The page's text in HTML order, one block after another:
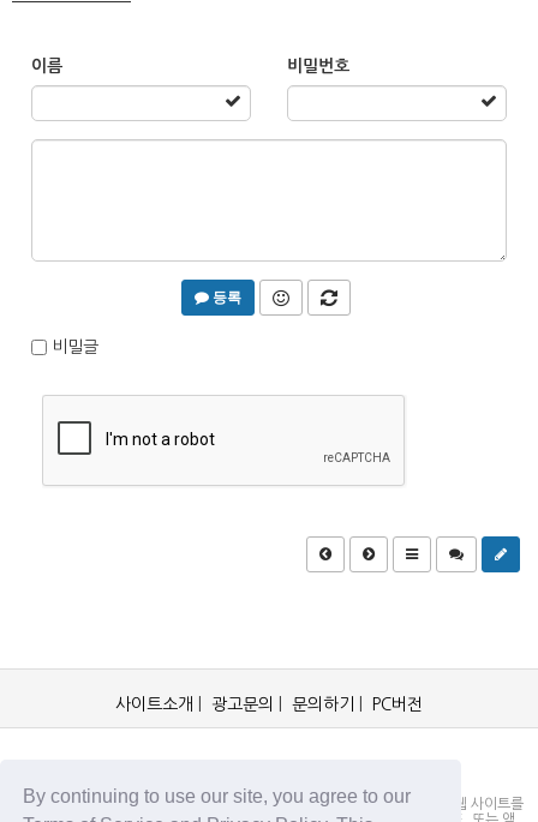
By continuing to use our site, you agree to our
이름 비밀번호
등록
비밀글
사이트소개 광고문의 문의하기 PC버전
OCKorea365.com 오씨코리아365는 본 웹 사이트에 명시되어 있거나, 본 웹 사이트를